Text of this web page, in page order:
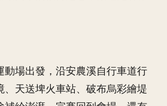
動場出發，沿安農溪自行車道行
、天送埤火車站、破布烏彩繪堤